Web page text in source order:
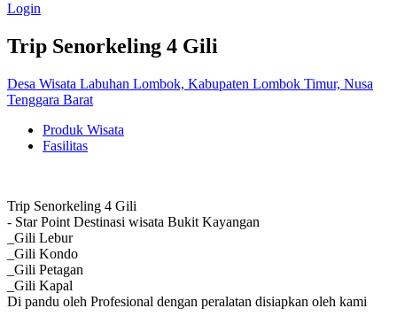
Login
Trip Senorkeling 4 Gili
Desa Wisata Labuhan Lombok, Kabupaten Lombok Timur, Nusa
Tenggara Barat
Produk Wisata
Fasilitas
Trip Senorkeling 4 Gili
- Star Point Destinasi wisata Bukit Kayangan
_Gili Lebur
_Gili Kondo
_Gili Petagan
_Gili Kapal
Di pandu oleh Profesional dengan peralatan disiapkan oleh kami